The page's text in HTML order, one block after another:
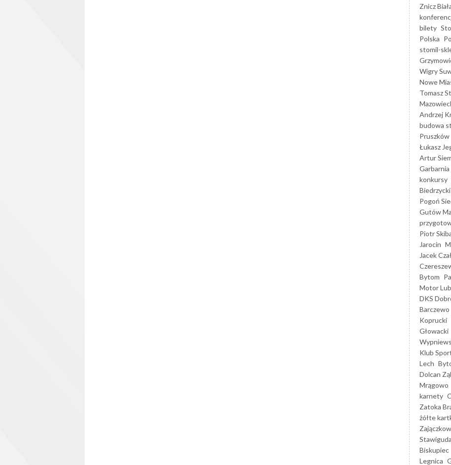
Znicz
bilety
Polska
stomil-
Wigry
Nowe
Tomasz
Andrzej
budowa
Pruszków
Łukasz
Artur
konkursy
Biedrzycki
Pogoń
Gutów
Piotr
Jarocin
Jacek
Bytom
Motor
DKS
Barczewo
Koprucki
Głowacki
Klub
Lech
Dolcan
Mrągowo
karnety
Zatoka
żółte
Stawiguda
Biskupiec
Legnica